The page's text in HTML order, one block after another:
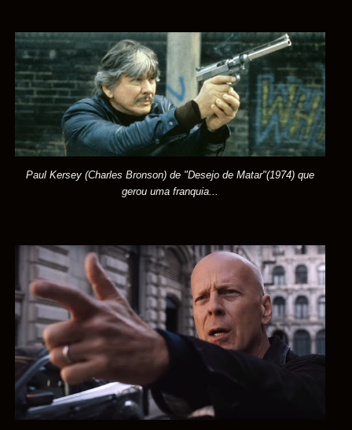
Paul Kersey (Charles Bronson) de "Desejo de Matar"(1974) que
gerou uma franquia...